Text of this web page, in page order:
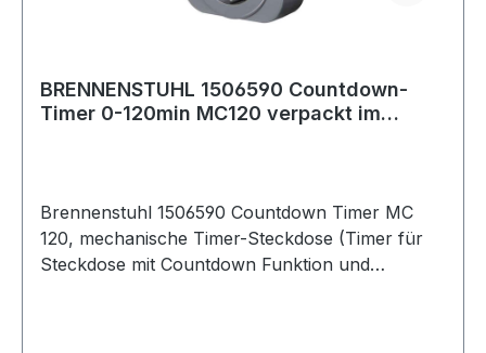
BRENNENSTUHL 1506590 Countdown-
Timer 0-120min MC120 verpackt im
Brennenstuhl 1506590 Countdown Timer MC
120, mechanische Timer-Steckdose (Timer für
Steckdose mit Countdown Funktion und